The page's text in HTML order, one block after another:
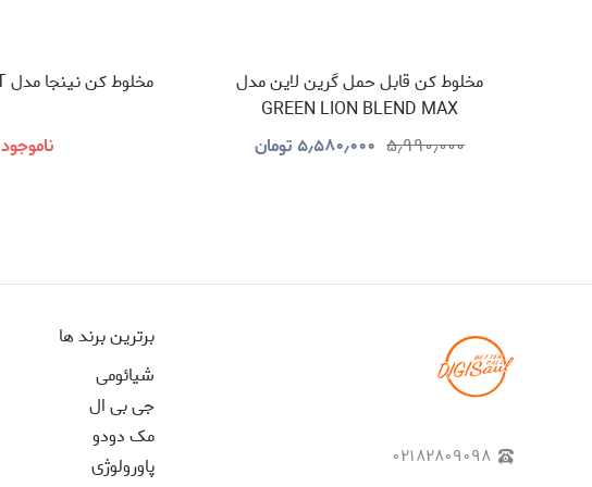
مخلوط کن قابل حمل گرین لاین مدل
GREEN LION BLEND MAX
PORTABLE JUICER
GNBLNDMXPJWH
۵٫۹۹۰٫۰۰۰ ۵٫۵۸۰٫۰۰۰تومان
مخلوط کن نینجا مدل NINJA BLAST
ناموجود
۰۲۱۸۲۸۰۹۰۹۸
برترین برند ها
شیائومی
جی بی ال
مک دودو
پاورولوژی